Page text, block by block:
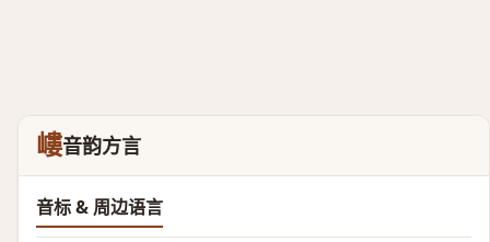
嶁音韵方言
音标 & 周边语言